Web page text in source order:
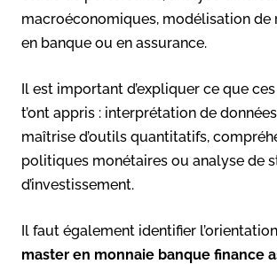
macroéconomiques, modélisation de
en banque ou en assurance.
Il est important d’expliquer ce que
t’ont appris : interprétation de
maîtrise d’outils quantitatifs,
politiques monétaires ou analyse de
d’investissement.
Il faut également identifier
master en monnaie banque finance